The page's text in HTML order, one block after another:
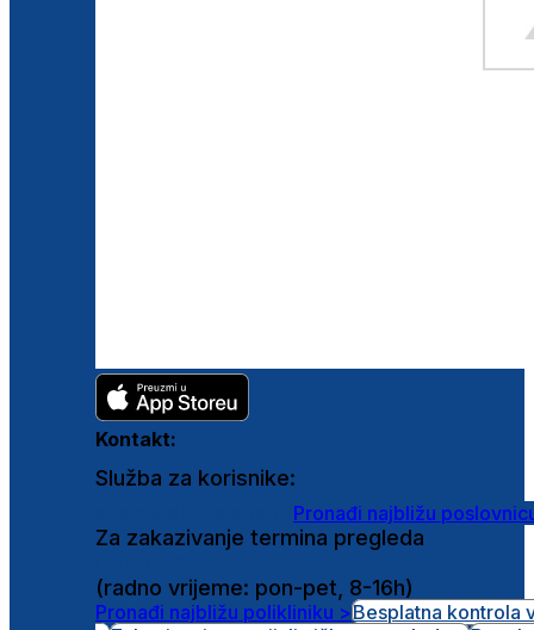
Kontakt:
Služba za korisnike:
Pronađi najbližu
Za zakazivanje termina pregleda
(radno vrijeme: pon-pet, 8-16h)
Pronađi najbližu polikliniku >Besplatna kontrola